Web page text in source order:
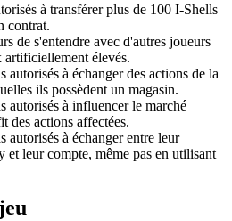
à transférer plus de 100 I-Shells
contrat.
de s'entendre avec d'autres joueurs
élevés.
autorisés à échanger des actions de la
ils possèdent un magasin.
autorisés à influencer le marché
des actions affectées.
autorisés à échanger entre leur
et leur compte, même pas en utilisant